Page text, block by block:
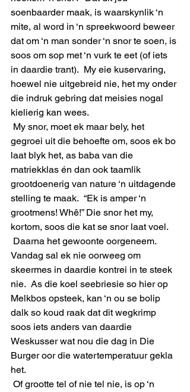
soenbaarder maak, is waarskynlik ‘n
mite, al word in ‘n spreekwoord beweer
dat om ‘n man sonder ‘n snor te soen, is
soos om sop met ‘n vurk te eet (of iets
in daardie trant).  My eie kuservaring,
hoewel nie uitgebreid nie, het my onder
die indruk gebring dat meisies nogal
kielierig kan wees.
My snor, moet ek maar bely, het
gegroei uit die behoefte om, soos ek bo
laat blyk het, as baba van die
matriekklas én dan ook taamlik
grootdoenerig van nature ‘n uitdagende
stelling te maak.  “Ek is amper ‘n
grootmens! Whê!” Die snor het my,
kortom, soos die kat se snor laat voel.
Daarna het gewoonte oorgeneem.
Vandag sal ek nie oorweeg om
skeermes in daardie kontrei in te steek
nie.  As die koel seebriesie so hier op
Melkbos opsteek, kan ‘n ou se bolip
dalk so koud raak dat dit wegkrimp
soos iets anders van daardie
Weskusser wat nou die dag in Die
Burger oor die watertemperatuur gekla
het.
Of grootte tel of nie tel nie, is op ‘n